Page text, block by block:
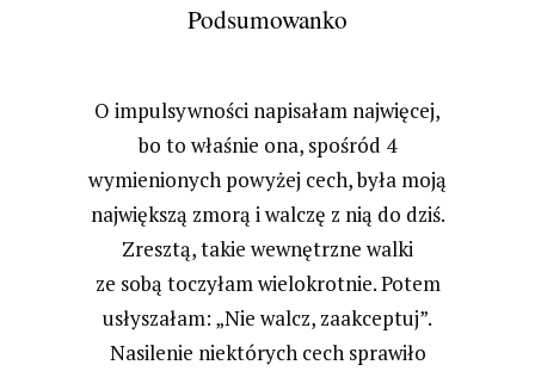
Podsumowanko
O impulsywności napisałam najwięcej,
bo to właśnie ona, spośród 4
wymienionych powyżej cech, była moją
największą zmorą i walczę z nią do dziś.
Zresztą, takie wewnętrzne walki
ze sobą toczyłam wielokrotnie. Potem
usłyszałam: „Nie walcz, zaakceptuj”.
Nasilenie niektórych cech sprawiło